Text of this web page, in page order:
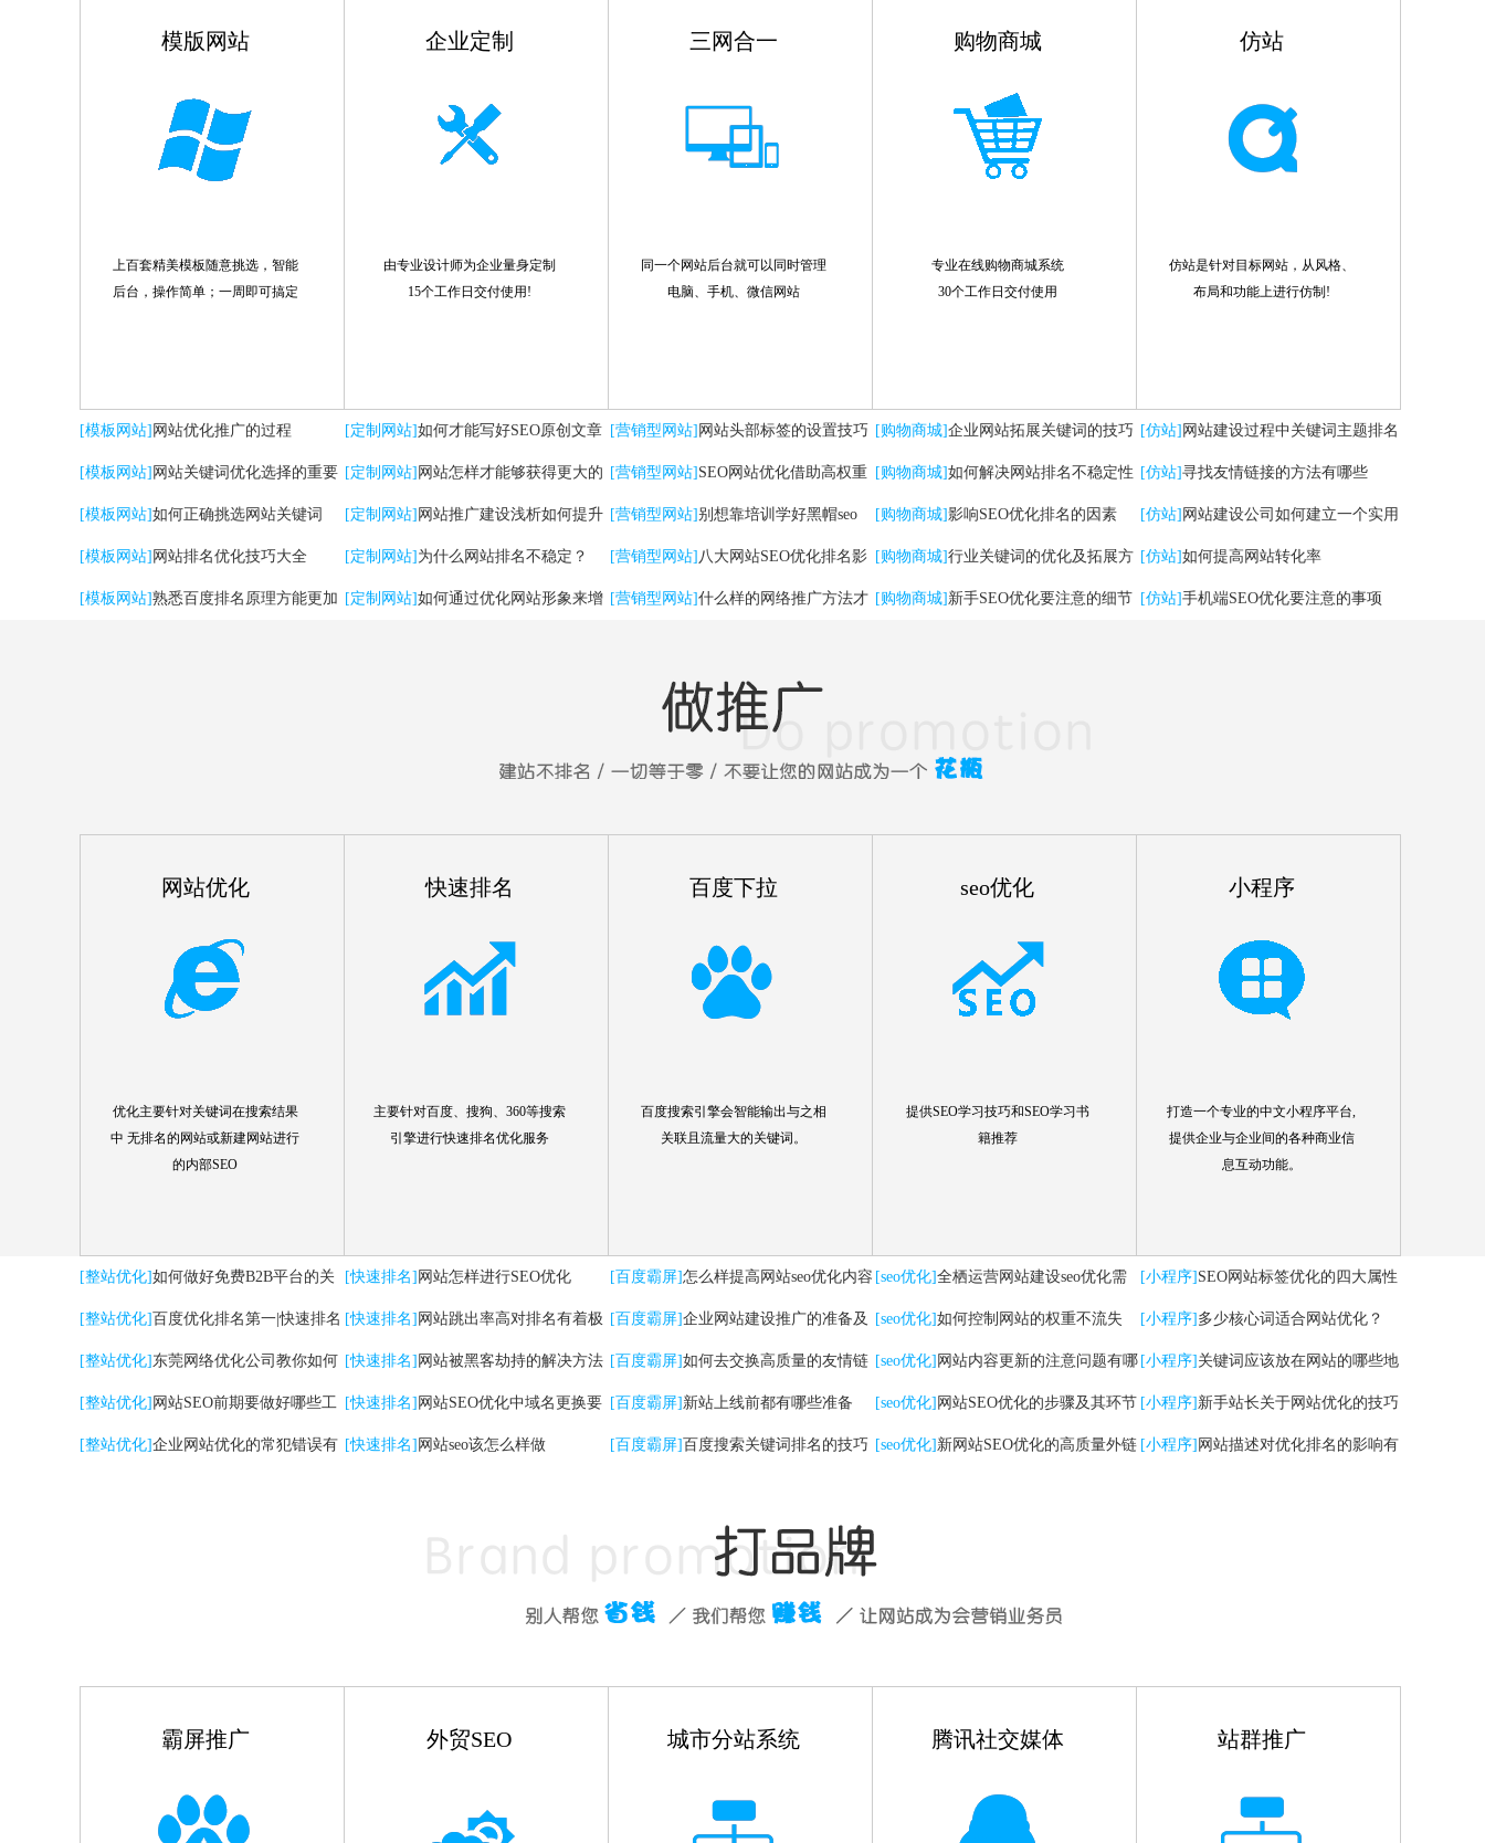
模版网站
上百套精美模板随意挑选，智能
后台，操作简单；一周即可搞定
企业定制
由专业设计师为企业量身定制
15个工作日交付使用!
三网合一
同一个网站后台就可以同时管理
电脑、手机、微信网站
购物商城
专业在线购物商城系统
30个工作日交付使用
仿站
仿站是针对目标网站，从风格、
布局和功能上进行仿制!
[模板网站] 网站优化推广的过程
[模板网站] 网站关键词优化选择的重要
性
[模板网站]如何正确挑选网站关键词
[模板网站] 网站排名优化技巧大全
[模板网站]熟悉百度排名原理方能更加
[定制网站]如何才能写好SEO原创文章
[定制网站] 网站怎样才能够获得更大的
流量？
[定制网站] 网站推广建设浅析如何提升
用户体验
[定制网站] 为什么网站排名不稳定？
[定制网站]如何通过优化网站形象来增
[营销型网站] 网站头部标签的设置技巧
及优化方法
[营销型网站] SEO网站优化借助高权重
自媒体平台实现快速排名
[营销型网站]别想靠培训学好黑帽seo
[营销型网站] 八大网站SEO优化排名影
响因素
[营销型网站]什么样的网络推广方法才
[购物商城]企业网站拓展关键词的技巧
有哪些
[购物商城]如何解决网站排名不稳定性
[购物商城]影响SEO优化排名的因素
[购物商城]行业关键词的优化及拓展方
法
[购物商城] 新手SEO优化要注意的细节
[仿站] 网站建设过程中关键词主题排名
掉了，怎么办？
[仿站]寻找友情链接的方法有哪些
[仿站] 网站建设公司如何建立一个实用
的网站
[仿站]如何提高网站转化率
[仿站]手机端SEO优化要注意的事项
网站优化
优化主要针对关键词在搜索结果
中 无排名的网站或新建网站进行
的内部SEO
快速排名
主要针对百度、搜狗、360等搜索
引擎进行快速排名优化服务
百度下拉
百度搜索引擎会智能输出与之相
关联且流量大的关键词。
seo优化
提供SEO学习技巧和SEO学习书
籍推荐
小程序
打造一个专业的中文小程序平台,
提供企业与企业间的各种商业信
息互动功能。
[整站优化]如何做好免费B2B平台的关
键词优化推广
[整站优化]百度优化排名第一|快速排名
关键词|自然排名优化
[整站优化] 东莞网络优化公司教你如何
提升网站转化率
[整站优化] 网站SEO前期要做好哪些工
作
[整站优化]企业网站优化的常犯错误有
[快速排名] 网站怎样进行SEO优化
[快速排名] 网站跳出率高对排名有着极
高的影响
[快速排名] 网站被黑客劫持的解决方法
[快速排名] 网站SEO优化中域名更换要
点
[快速排名] 网站seo该怎么样做
[百度霸屏]怎么样提高网站seo优化内容
[百度霸屏]企业网站建设推广的准备及
检查工作
[百度霸屏]如何去交换高质量的友情链
接
[百度霸屏] 新站上线前都有哪些准备
[百度霸屏]百度搜索关键词排名的技巧
[seo优化]全栖运营网站建设seo优化需
要注意哪些问题
[seo优化]如何控制网站的权重不流失
[seo优化] 网站内容更新的注意问题有哪
些
[seo优化] 网站SEO优化的步骤及其环节
有哪些
[seo优化] 新网站SEO优化的高质量外链
[小程序] SEO网站标签优化的四大属性
分析
[小程序] 多少核心词适合网站优化？
[小程序] 关键词应该放在网站的哪些地
方
[小程序] 新手站长关于网站优化的技巧
有哪些
[小程序] 网站描述对优化排名的影响有
霸屏推广 外贸SEO 城市分站系统 腾讯社交媒体 站群推广